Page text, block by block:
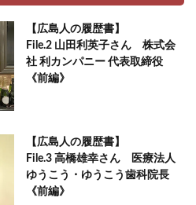
【広島人の履歴書】
File.2 山田利英子さん 株式会
社 利カンパニー 代表取締役
《前編》
【広島人の履歴書】
File.3 高橋雄幸さん 医療法人
ゆうこう・ゆうこう歯科院長
《前編》